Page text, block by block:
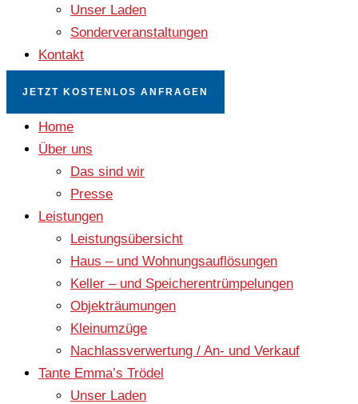
Unser Laden
Sonderveranstaltungen
Kontakt
JETZT KOSTENLOS ANFRAGEN
Home
Über uns
Das sind wir
Presse
Leistungen
Leistungsübersicht
Haus – und Wohnungsauflösungen
Keller – und Speicherentrümpelungen
Objekträumungen
Kleinumzüge
Nachlassverwertung / An- und Verkauf
Tante Emma’s Trödel
Unser Laden